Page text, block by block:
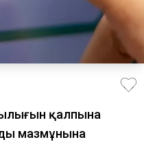
қалпына
мазмұнына